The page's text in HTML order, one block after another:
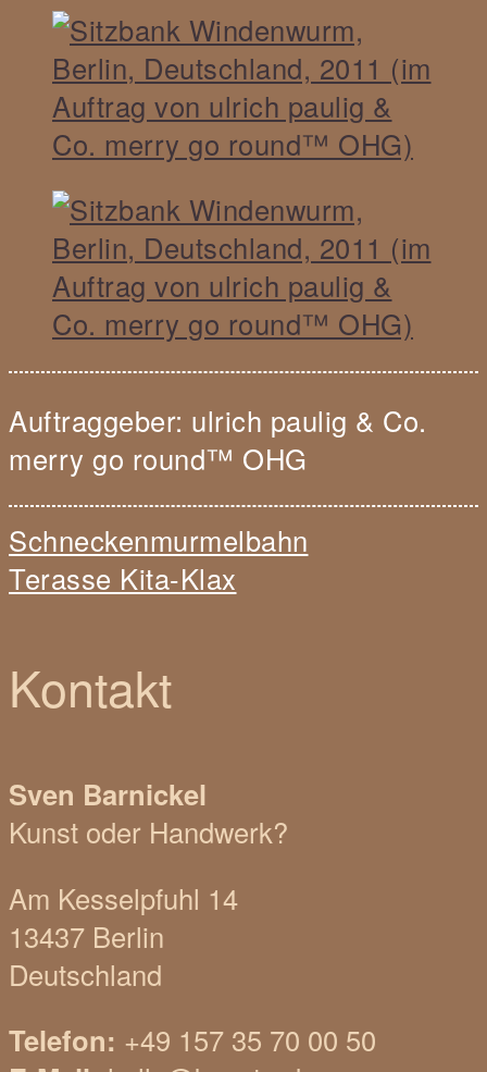
Auftraggeber: ulrich paulig & Co.
merry go round™ OHG
Navigation
innerhalb
Schneckenmurmelbahn
Terasse Kita-Klax
Kontakt
Sven Barnickel
Kunst oder Handwerk?
Am Kesselpfuhl 14
13437 Berlin
Deutschland
Telefon: +49 157 35 70 00 50